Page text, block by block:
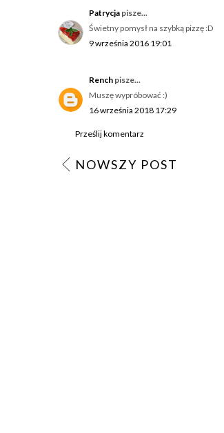
Patrycja pisze...
Świetny pomysł na szybką pizzę :D
9 września 2016 19:01
Rench pisze...
Muszę wypróbować :)
16 września 2018 17:29
Prześlij komentarz
NOWSZY POST